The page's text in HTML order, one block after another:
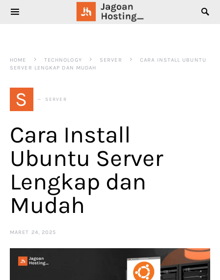
SEARCH FOR:
HOME TECHNOLOGY SERVER
CARA INSTALL UBUNTU
SERVER LENGKAP DAN MUDAH
S SERVER
Cara Install
Ubuntu Server
Lengkap dan
Mudah
MARET 24, 2025